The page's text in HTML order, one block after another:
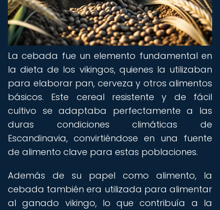
La cebada fue un elemento fundamental en
la dieta de los vikingos, quienes la utilizaban
para elaborar pan, cerveza y otros alimentos
básicos. Este cereal resistente y de fácil
cultivo se adaptaba perfectamente a las
duras condiciones climáticas de
Escandinavia, convirtiéndose en una fuente
de alimento clave para estas poblaciones.
Además de su papel como alimento, la
cebada también era utilizada para alimentar
al ganado vikingo, lo que contribuía a la